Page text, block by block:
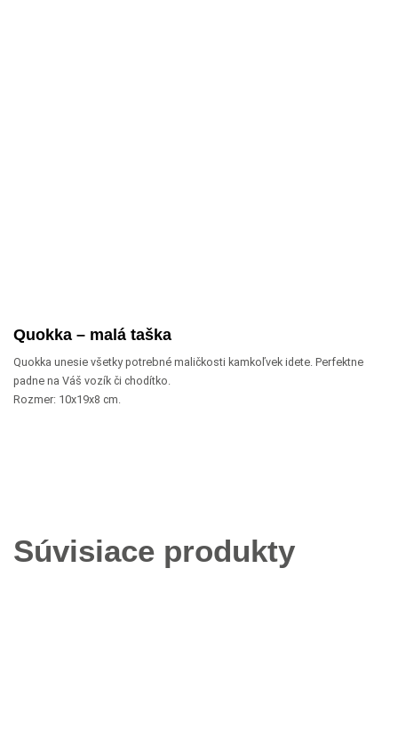
Quokka – malá taška
Quokka unesie všetky potrebné maličkosti kamkoľvek idete. Perfektne
padne na Váš vozík či chodítko.
Rozmer: 10x19x8 cm.
Súvisiace produkty